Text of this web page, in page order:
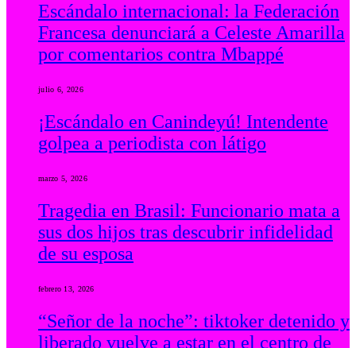
Escándalo internacional: la Federación
Francesa denunciará a Celeste Amarilla
por comentarios contra Mbappé
julio 6, 2026
¡Escándalo en Canindeyú! Intendente
golpea a periodista con látigo
marzo 5, 2026
Tragedia en Brasil: Funcionario mata a
sus dos hijos tras descubrir infidelidad
de su esposa
febrero 13, 2026
“Señor de la noche”: tiktoker detenido y
liberado vuelve a estar en el centro de